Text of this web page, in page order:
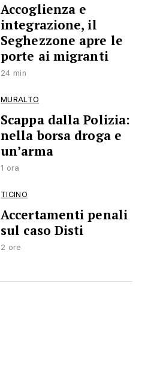
Accoglienza e
integrazione, il
Seghezzone apre le
porte ai migranti
24 min
MURALTO
Scappa dalla Polizia:
nella borsa droga e
un’arma
1 ora
TICINO
Accertamenti penali
sul caso Disti
2 ore